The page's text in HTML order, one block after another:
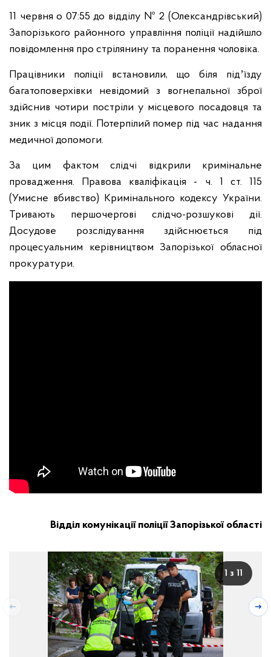
11 червня о 07:55 до відділу № 2 (Олександрівський)
Запорізького районного управління поліції надійшло
повідомлення про стрілянину та поранення чоловіка.
Працівники поліції встановили, що біля підʼїзду
багатоповерхівки невідомий з вогнепальної зброї
здійснив чотири постріли у місцевого посадовця та
зник з місця події. Потерпілий помер під час надання
медичної допомоги.
За цим фактом слідчі відкрили кримінальне
провадження. Правова кваліфікація - ч. 1 ст. 115
(Умисне вбивство) Кримінального кодексу України.
Тривають першочергові слідчо-розшукові дії.
Досудове розслідування здійснюється під
процесуальним керівництвом Запорізької обласної
прокуратури.
Відділ комунікації поліції Запорізької області
1 з 11